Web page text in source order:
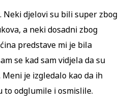
Neki djelovi su bili super zbog
a neki dosadni zbog
predstave mi je bila
se kad sam vidjela da su
je izgledalo kao da ih
to odglumile i osmislile.